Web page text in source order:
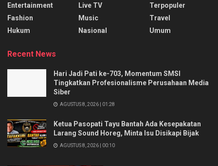
Entertainment
Fashion
Hukum
Live TV
Music
Nasional
Terpopuler
Travel
Umum
Recent News
Hari Jadi Pati ke-703, Momentum SMSI
Tingkatkan Profesionalisme Perusahaan Media
Siber
AGUSTUS 8, 2026 | 01:28
Ketua Pasopati Tayu Bantah Ada Kesepakatan
Larang Sound Horeg, Minta Isu Disikapi Bijak
AGUSTUS 8, 2026 | 00:10